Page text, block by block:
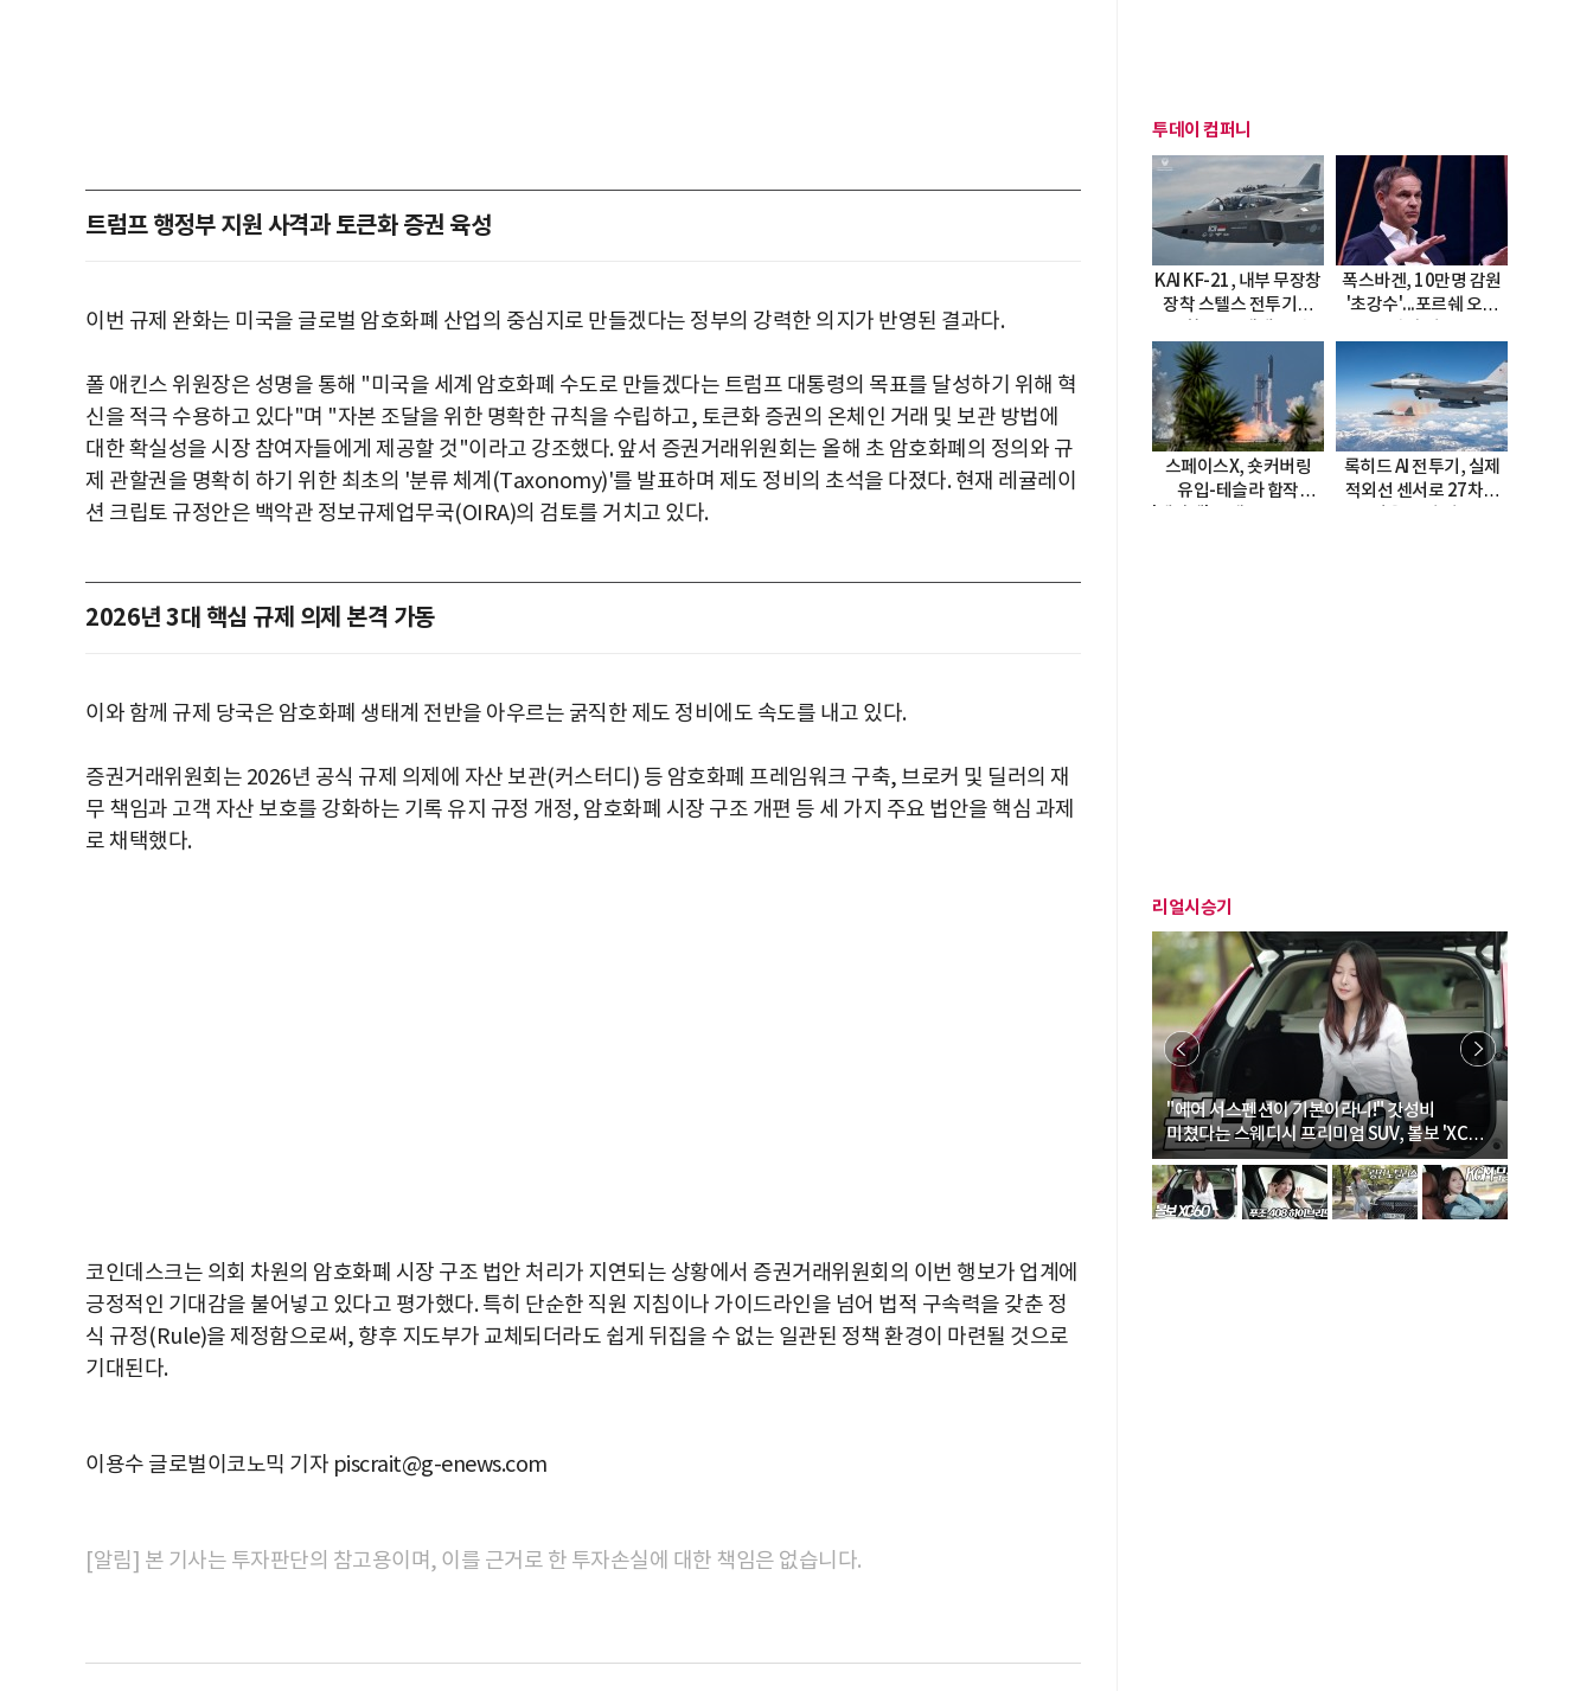
트럼프 행정부 지원 사격과 토큰화 증권 육성
이번 규제 완화는 미국을 글로벌 암호화폐 산업의 중심지로 만들겠다는 정부의 강력한 의지가 반영된 결과다.
폴 애킨스 위원장은 성명을 통해 "미국을 세계 암호화폐 수도로 만들겠다는 트럼프 대통령의 목표를 달성하기 위해 혁
신을 적극 수용하고 있다"며 "자본 조달을 위한 명확한 규칙을 수립하고, 토큰화 증권의 온체인 거래 및 보관 방법에
대한 확실성을 시장 참여자들에게 제공할 것"이라고 강조했다. 앞서 증권거래위원회는 올해 초 암호화폐의 정의와 규
제 관할권을 명확히 하기 위한 최초의 '분류 체계(Taxonomy)'를 발표하며 제도 정비의 초석을 다졌다. 현재 레귤레이
션 크립토 규정안은 백악관 정보규제업무국(OIRA)의 검토를 거치고 있다.
2026년 3대 핵심 규제 의제 본격 가동
이와 함께 규제 당국은 암호화폐 생태계 전반을 아우르는 굵직한 제도 정비에도 속도를 내고 있다.
증권거래위원회는 2026년 공식 규제 의제에 자산 보관(커스터디) 등 암호화폐 프레임워크 구축, 브로커 및 딜러의 재
무 책임과 고객 자산 보호를 강화하는 기록 유지 규정 개정, 암호화폐 시장 구조 개편 등 세 가지 주요 법안을 핵심 과제
로 채택했다.
코인데스크는 의회 차원의 암호화폐 시장 구조 법안 처리가 지연되는 상황에서 증권거래위원회의 이번 행보가 업계에
긍정적인 기대감을 불어넣고 있다고 평가했다. 특히 단순한 직원 지침이나 가이드라인을 넘어 법적 구속력을 갖춘 정
식 규정(Rule)을 제정함으로써, 향후 지도부가 교체되더라도 쉽게 뒤집을 수 없는 일관된 정책 환경이 마련될 것으로
기대된다.
이용수 글로벌이코노믹 기자 piscrait@g-enews.com
[알림] 본 기사는 투자판단의 참고용이며, 이를 근거로 한 투자손실에 대한 책임은 없습니다.
투데이 컴퍼니
KAI KF-21, 내부 무장창
장착 스텔스 전투기로
폭스바겐, 10만명 감원
'초강수'...포르쉐 오너
스페이스X, 숏커버링
유입-테슬라 합작
록히드 AI 전투기, 실제
적외선 센서로 27차례
리얼시승기
"에어 서스펜션이 기본이라니!" 갓성비
미쳤다는 스웨디시 프리미엄 SUV, 볼보 'XC60
B5 울트라'